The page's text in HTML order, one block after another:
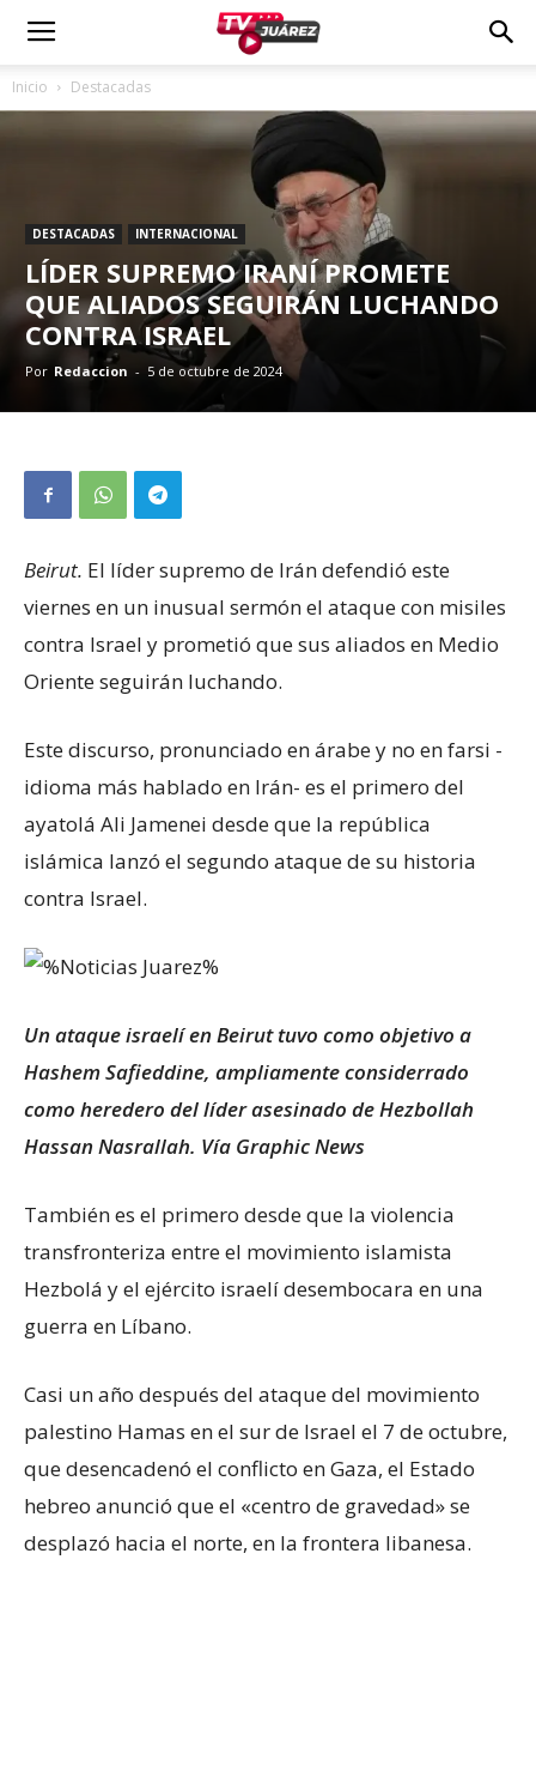
Inicio Destacadas
DESTACADAS INTERNACIONAL
LÍDER SUPREMO IRANÍ PROMETE
QUE ALIADOS SEGUIRÁN LUCHANDO
CONTRA ISRAEL
Por Redaccion - 5 de octubre de 2024
Beirut. El líder supremo de Irán defendió este
viernes en un inusual sermón el ataque con misiles
contra Israel y prometió que sus aliados en Medio
Oriente seguirán luchando.
Este discurso, pronunciado en árabe y no en farsi -
idioma más hablado en Irán- es el primero del
ayatolá Ali Jamenei desde que la república
islámica lanzó el segundo ataque de su historia
contra Israel.
Un ataque israelí en Beirut tuvo como objetivo a
Hashem Safieddine, ampliamente considerrado
como heredero del líder asesinado de Hezbollah
Hassan Nasrallah. Vía Graphic News
También es el primero desde que la violencia
transfronteriza entre el movimiento islamista
Hezbolá y el ejército israelí desembocara en una
guerra en Líbano.
Casi un año después del ataque del movimiento
palestino Hamas en el sur de Israel el 7 de octubre,
que desencadenó el conflicto en Gaza, el Estado
hebreo anunció que el «centro de gravedad» se
desplazó hacia el norte, en la frontera libanesa.